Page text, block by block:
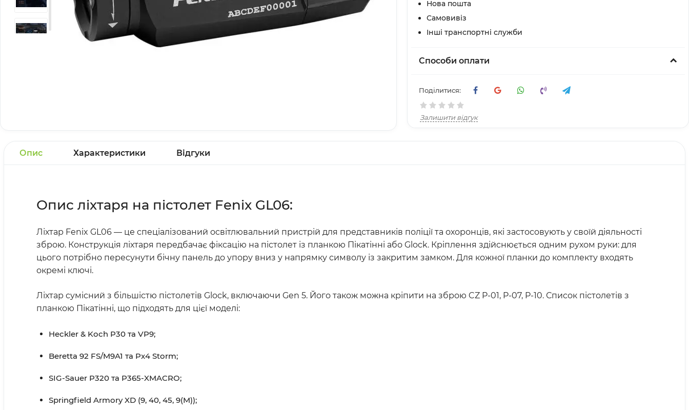
Нова пошта
Самовивіз
Інші транспортні служби
Способи оплати
Поділитися:
Залишити відгук
Опис Характеристики Відгуки
Опис ліхтаря на пістолет Fenix GL06:
Ліхтар Fenix GL06 — це спеціалізований освітлювальний пристрій для представників поліції та охоронців, які застосовують у своїй діяльності
зброю. Конструкція ліхтаря передбачає фіксацію на пістолет із планкою Пікатінні або Glock. Кріплення здійснюється одним рухом руки: для
цього потрібно пересунути бічну панель до упору вниз у напрямку символу із закритим замком. Для кожної планки до комплекту входять
окремі ключі.
Ліхтар сумісний з більшістю пістолетів Glock, включаючи Gen 5. Його також можна кріпити на зброю CZ P-01, P-07, P-10. Список пістолетів з
планкою Пікатінні, що підходять для цієї моделі:
Heckler & Koch P30 та VP9;
Beretta 92 FS/M9A1 та Px4 Storm;
SIG-Sauer P320 та P365-XMACRO;
Springfield Armory XD (9, 40, 45, 9(M));